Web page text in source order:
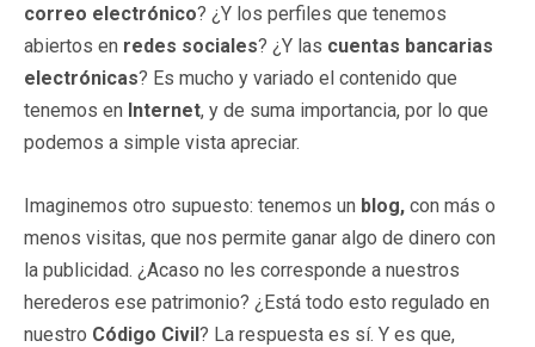
correo electrónico? ¿Y los perfiles que tenemos
abiertos en redes sociales? ¿Y las cuentas bancarias
electrónicas? Es mucho y variado el contenido que
tenemos en Internet, y de suma importancia, por lo que
podemos a simple vista apreciar.
Imaginemos otro supuesto: tenemos un blog, con más o
menos visitas, que nos permite ganar algo de dinero con
la publicidad. ¿Acaso no les corresponde a nuestros
herederos ese patrimonio? ¿Está todo esto regulado en
nuestro Código Civil? La respuesta es sí. Y es que,